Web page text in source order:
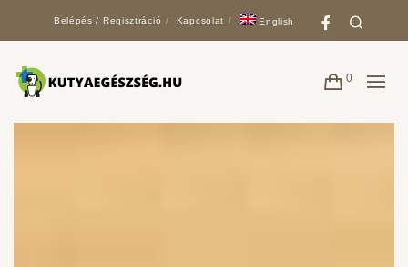
Belépés / Regisztráció Kapcsolat English
0